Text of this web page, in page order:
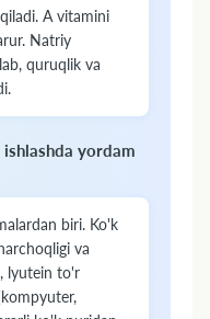
A vitamini
Natriy
quruqlik va
yordam
biri. Ko'k
va
lyutein to'r